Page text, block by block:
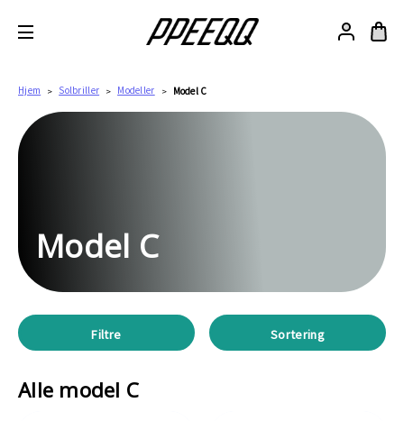
Hjem Solbriller Modeller Model C
Model C
Filtre Sortering
Alle model C